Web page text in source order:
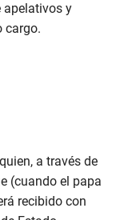
apelativos y
cargo.
a través de
(cuando el papa
recibido con